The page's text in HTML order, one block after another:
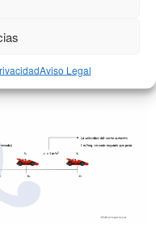
Aviso Legal